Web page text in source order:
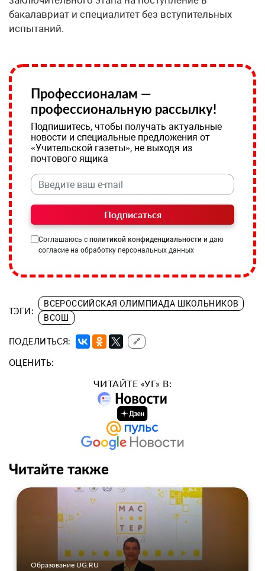
бакалавриат и специалитет без вступительных
испытаний.
Профессионалам —
профессиональную рассылку!
Подпишитесь, чтобы получать актуальные
новости и специальные предложения от
«Учительской газеты», не выходя из
почтового ящика
Подписаться
Соглашаюсь с политикой конфиденциальности и даю
согласие на обработку персональных данных
ТЭГИ:
ВСЕРОССИЙСКАЯ ОЛИМПИАДА ШКОЛЬНИКОВ
ВСОШ
ПОДЕЛИТЬСЯ: 🔗
ОЦЕНИТЬ:
ЧИТАЙТЕ «УГ» В:
Читайте также
Образование UG.RU